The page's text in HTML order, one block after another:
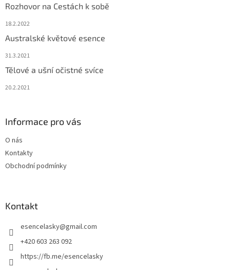
Rozhovor na Cestách k sobě
18.2.2022
Australské květové esence
31.3.2021
Tělové a ušní očistné svíce
20.2.2021
Informace pro vás
O nás
Kontakty
Obchodní podmínky
Kontakt
esencelasky@gmail.com
+420 603 263 092
https://fb.me/esencelasky